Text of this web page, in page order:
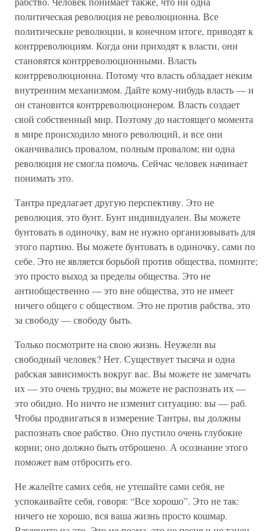
политическая революция не революционна. Все
политические революции, в конечном итоге, приводят к
контрреволюциям. Когда они приходят к власти, они
становятся контрреволюционными. Власть
контрреволюционна. Потому что власть обладает неким
внутренним механизмом. Дайте кому-нибудь власть — и
он становится контрреволюционером. Власть создает
свой собственный мир. Поэтому до настоящего момента
в мире происходило много революций, и все они
оканчивались провалом, полным провалом; ни одна
революция не смогла помочь. Сейчас человек начинает
понимать это.
Тантра предлагает другую перспективу. Это не
революция, это бунт. Бунт индивидуален. Вы можете
бунтовать в одиночку, вам не нужно организовывать для
этого партию. Вы можете бунтовать в одиночку, сами по
себе. Это не является борьбой против общества, помните;
это просто выход за пределы общества. Это не
антиобщественно — это вне общества, это не имеет
ничего общего с обществом. Это не против рабства, это
за свободу — свободу быть.
Только посмотрите на свою жизнь. Неужели вы
свободный человек? Нет. Существует тысяча и одна
рабская зависимость вокруг вас. Вы можете не замечать
их — это очень трудно; вы можете не распознать их —
это обидно. Но ничто не изменит ситуацию: вы — раб.
Чтобы продвигаться в измерение Тантры, вы должны
распознать свое рабство. Оно пустило очень глубокие
корни; оно должно быть отброшено. А осознание этого
поможет вам отбросить его.
Не жалейте самих себя, не утешайте сами себя, не
успокаивайте себя, говоря: “Все хорошо”. Это не так:
ничего не хорошо, вся ваша жизнь просто кошмар.